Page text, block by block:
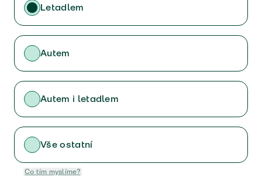
Letadlem
Autem
Autem i letadlem
Vše ostatní
Co tím myslíme?